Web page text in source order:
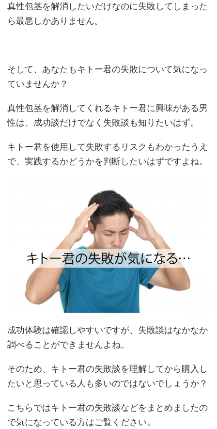
真性包茎を解消したいだけなのに失敗してしまった
ら最悪しかありません。
そして、あなたもキトー君の失敗について気になっ
ていませんか？
真性包茎を解消してくれるキトー君に興味がある男
性は、成功談だけでなく失敗談も知りたいはず。
キトー君を使用して失敗するリスクもわかったうえ
で、実践するかどうかを判断したいはずですよね。
成功体験は確認しやすいですが、失敗談はなかなか
調べることができませんよね。
そのため、キトー君の失敗談を理解してから購入し
たいと思っている人も多いのではないでしょうか？
こちらではキトー君の失敗談などをまとめましたの
で気になっている方はご覧ください。